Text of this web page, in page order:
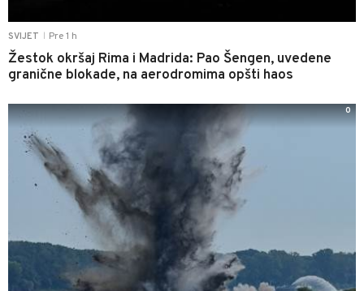
SVIJET Pre 1 h
Žestok okršaj Rima i Madrida: Pao Šengen, uvedene
granične blokade, na aerodromima opšti haos
0